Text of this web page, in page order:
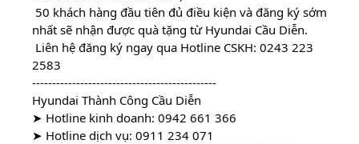
50 khách hàng đầu tiên đủ điều kiện và đăng ký sớm
nhất sẽ nhận được quà tặng từ Hyundai Cầu Diễn.
Liên hệ đăng ký ngay qua Hotline CSKH: 0243 223
2583
----------------------------------------------
Hyundai Thành Công Cầu Diễn
➤ Hotline kinh doanh: 0942 661 366
➤ Hotline dịch vụ: 0911 234 071